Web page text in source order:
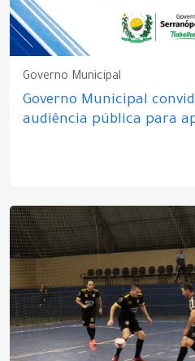
Governo Municipal
Governo Municipal
audiência pública para